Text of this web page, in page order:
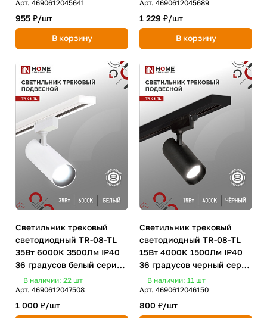
Арт. 4690612045641
955 ₽/шт
В корзину
Арт. 4690612045689
1 229 ₽/шт
В корзину
Светильник трековый
светодиодный TR-08-TL
35Вт 6000К 3500Лм IP40
36 градусов белый серии
TOP-LINE IN HOME
В наличии: 22 шт
Арт. 4690612047508
1 000 ₽/шт
Светильник трековый
светодиодный TR-08-TL
15Вт 4000К 1500Лм IP40
36 градусов черный серии
TOP-LINE IN HOME
В наличии: 11 шт
Арт. 4690612046150
800 ₽/шт